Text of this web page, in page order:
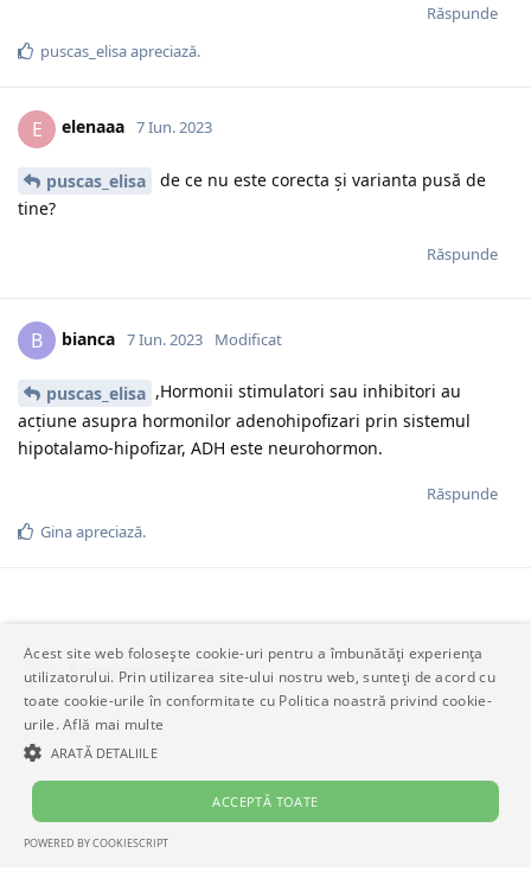
Răspunde
puscas_elisaapreciază.
E elenaaa 7 Iun. 2023
puscas_elisa
de ce nu este corecta și varianta pusă de
tine?
Răspunde
B bianca 7 Iun. 2023 Modificat
puscas_elisa ,Hormonii stimulatori sau inhibitori au
acțiune asupra hormonilor adenohipofizari prin sistemul
hipotalamo-hipofizar, ADH este neurohormon.
Răspunde
Ginaapreciază.
Scrieți un răspuns…
Acest site web folosește cookie-uri pentru a îmbunătăți experiența
utilizatorului. Prin utilizarea site-ului nostru web, sunteți de acord cu
toate cookie-urile în conformitate cu Politica noastră privind cookie-
urile.Află mai multe
ARATĂ DETALIILE
ACCEPTĂ TOATE
STRICT NECESARE
POWERED BY COOKIESCRIPT